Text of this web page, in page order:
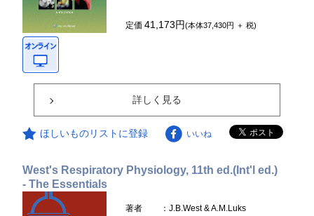
定価41,173円(本体37,430円 ＋ 税)
詳しく見る
ほしいものリストに登録 いいね
West's Respiratory Physiology, 11th ed.(Int'l ed.)
- The Essentials
著者
：J.B.West & A.M.Luks